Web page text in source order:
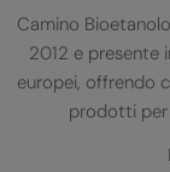
Camino
2012 e presente
europei, offrendo
prodotti per